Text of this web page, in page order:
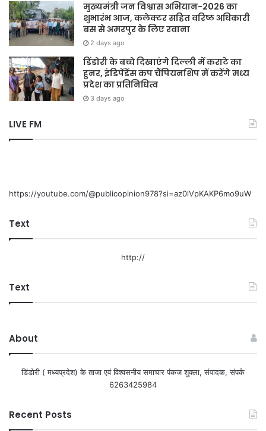
मुख्यमंत्री जन विश्वास अभियान-2026 का
शुभारंभ आज, कलेक्टर सहित वरिष्ठ अधिकारी
बस से अमरपुर के लिए रवाना
2 days ago
डिंडोरी के बच्चे दिखाएंगे दिल्ली में कराटे का
हुनर, इंडिपेंडेंस कप चैंपियनशिप में करेंगे मध्य
प्रदेश का प्रतिनिधित्व
3 days ago
LIVE FM
https://youtube.com/@publicopinion978?si=az0lVpKAKP6mo9uW
Text
http://
Text
About
डिंडोरी ( मध्यप्रदेश) के ताजा एवं विश्वसनीय समाचार पंकज शुक्ला, संपादक, संपर्क
6263425984
Recent Posts